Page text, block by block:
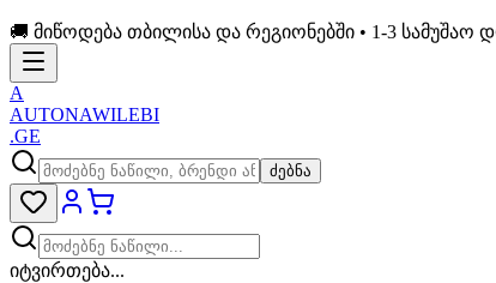
🚚 მიწოდება თბილისა და რეგიონებში • 1-3 სამუშაო
A
AUTONAWILEBI
.GE
ძებნა
იტვირთება...